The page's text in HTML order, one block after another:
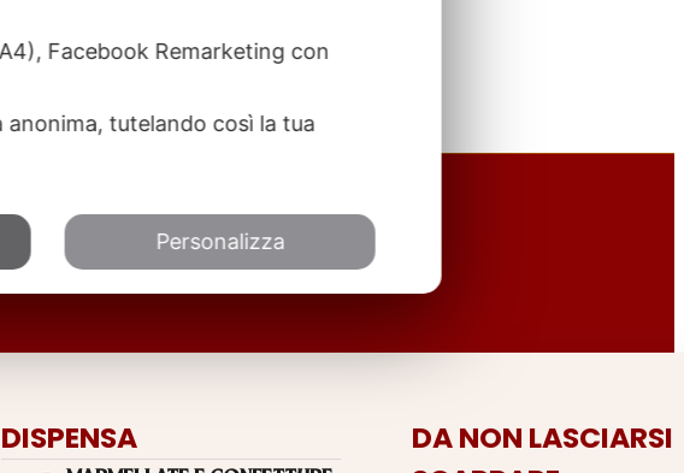
DISPENSA
DA NON LASCIARSI
Facebook Remarketing con
tutelando così la tua
Personalizza